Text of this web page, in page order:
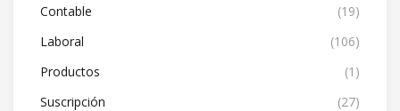
Contable
(19)
Laboral
(106)
Productos
(1)
Suscripción
(27)